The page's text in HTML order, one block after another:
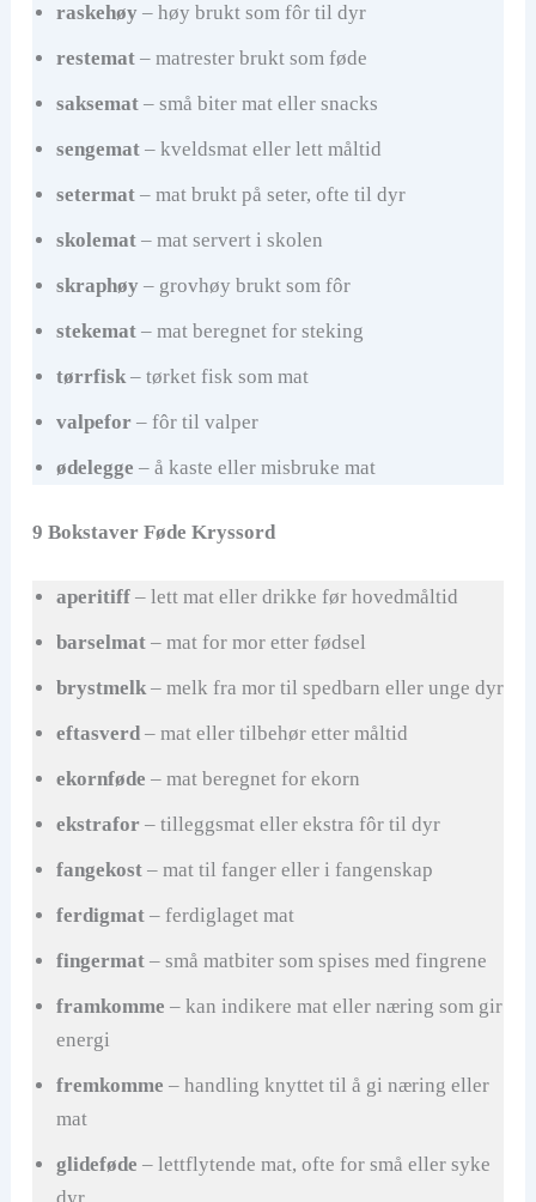
raskehøy – høy brukt som fôr til dyr
restemat– matrester brukt som føde
saksemat– små biter mat eller snacks
sengemat– kveldsmat eller lett måltid
setermat– mat brukt på seter, ofte til dyr
skolemat– mat servert i skolen
skraphøy – grovhøy brukt som fôr
stekemat– mat beregnet for steking
tørrfisk– tørket fisk som mat
valpefor – fôr til valper
ødelegge – å kaste eller misbruke mat
9 Bokstaver Føde Kryssord
aperitiff– lett mat eller drikke før hovedmåltid
barselmat– mat for mor etter fødsel
brystmelk– melk fra mor til spedbarn eller unge dyr
eftasverd– mat eller tilbehør etter måltid
ekornføde – mat beregnet for ekorn
ekstrafor – tilleggsmat eller ekstra fôr til dyr
fangekost– mat til fanger eller i fangenskap
ferdigmat– ferdiglaget mat
fingermat– små matbiter som spises med fingrene
framkomme – kan indikere mat eller næring som gir
energi
fremkomme – handling knyttet til å gi næring eller
mat
glideføde – lettflytende mat, ofte for små eller syke